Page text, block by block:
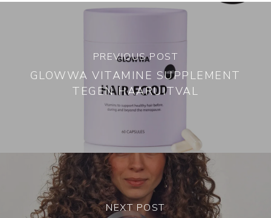
PREVIOUS POST
GLOWWA VITAMINE SUPPLEMENT
TEGEN HAARUITVAL
NEXT POST